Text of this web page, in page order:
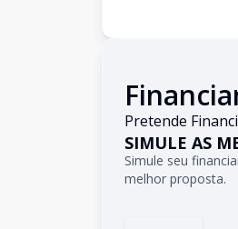
Pretende
SIMULE AS
Simule seu
melhor proposta.